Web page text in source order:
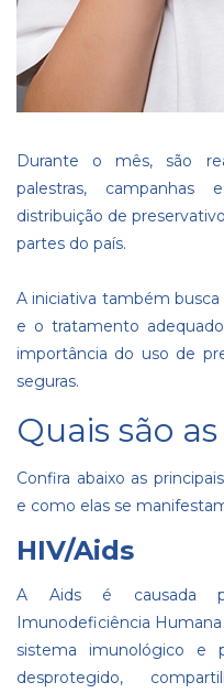
Durante o mês, são
palestras, campanhas
distribuição de
partes do país.
A iniciativa também
e o tratamento
importância do uso de
seguras.
Quais são
Confira abaixo as
e como elas se
HIV/Aids
A Aids é causada
Imunodeficiência
sistema imunológico e
desprotegido,